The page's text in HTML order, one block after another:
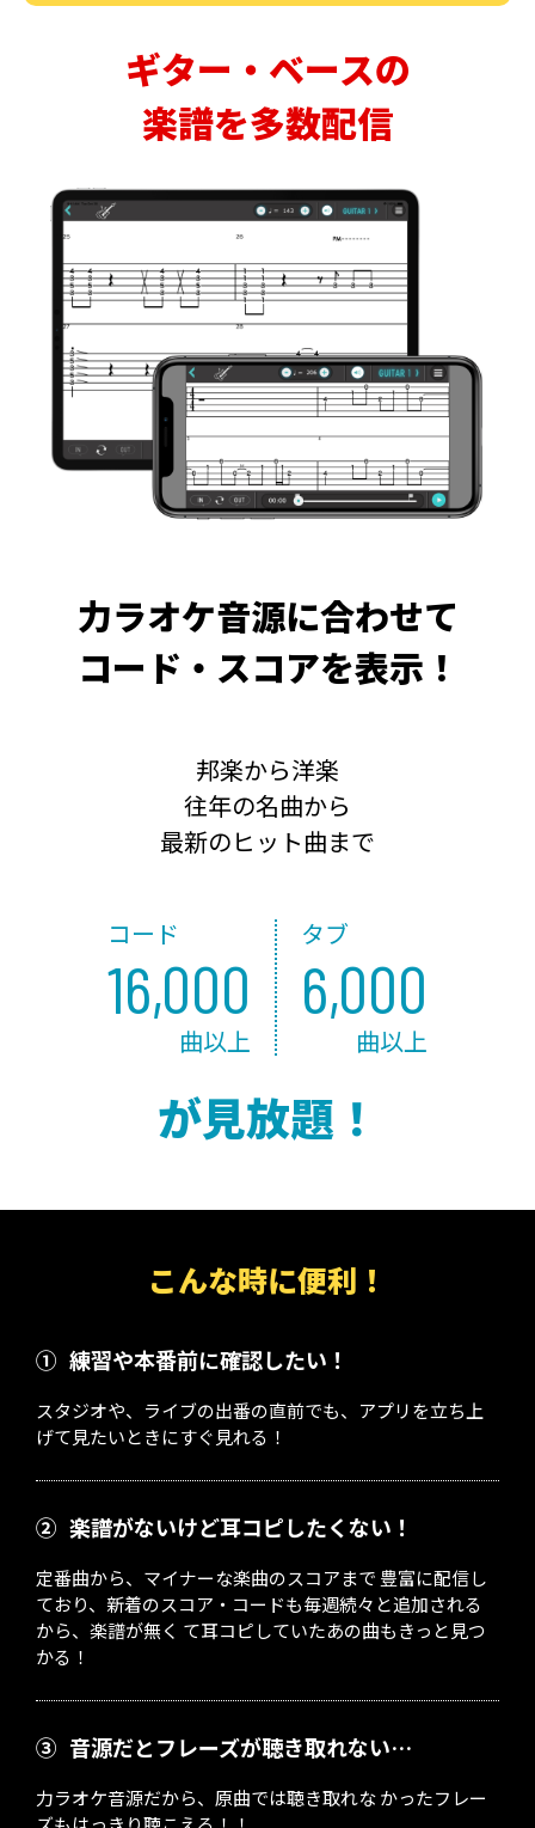
ギター・ベースの
楽譜を多数配信
力ラオケ音源に合わせて
コード・スコアを表示！
邦楽から洋楽
往年の名曲から
最新のヒット曲まで
コード
16,000
曲以上
タブ
6,000
曲以上
が見放題！
こんな時に便利！
① 練習や本番前に確認したい！
スタジオや、ライブの出番の直前でも、アプリを立ち上
げて見たいときにすぐ見れる！
② 楽譜がないけど耳コピしたくない！
定番曲から、マイナーな楽曲のスコアまで 豊富に配信し
ており、新着のスコア・コードも毎週続々と追加される
から、楽譜が無く て耳コピしていたあの曲もきっと見つ
かる！
③ 音源だとフレーズが聴き取れない…
力ラオケ音源だから、原曲では聴き取れな かったフレー